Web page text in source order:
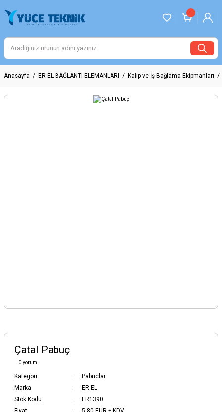
Anasayfa ER-EL BAĞLANTI ELEMANLARI Kalıp ve İş Bağlama Ekipmanları
Çatal Pabuç
0 yorum
Kategori
Pabuclar
Marka
ER-EL
Stok Kodu
ER1390
Fiyat
5,80 EUR + KDV